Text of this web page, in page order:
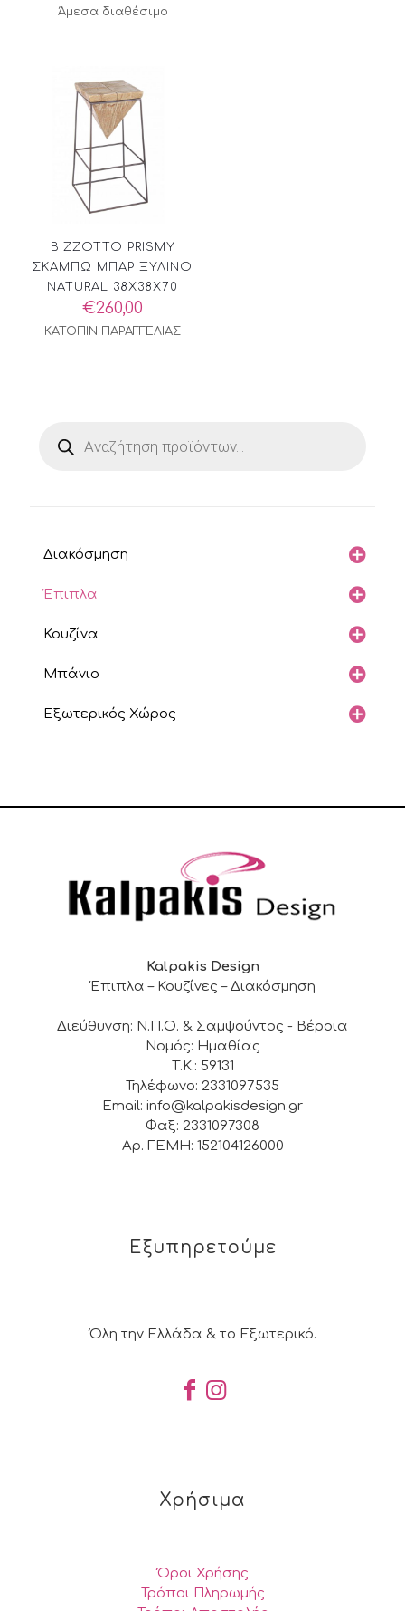
Άμεσα διαθέσιμο
BIZZOTTO PRISMY
ΣΚΑΜΠΩ ΜΠΑΡ ΞΥΛΙΝΟ
NATURAL 38X38X70
€260,00
ΚΑΤΟΠΙΝ ΠΑΡΑΓΓΕΛΙΑΣ
search
Διακόσμηση
Έπιπλα
Κουζίνα
Μπάνιο
Εξωτερικός Χώρος
Kalpakis Design
Έπιπλα – Κουζίνες – Διακόσμηση
Διεύθυνση: Ν.Π.Ο. & Σαμψούντος - Βέροια
Νομός: Ημαθίας
Τ.Κ.: 59131
Τηλέφωνο: 2331097535
Email: info@kalpakisdesign.gr
Φαξ: 2331097308
Αρ. ΓΕΜΗ: 152104126000
Εξυπηρετούμε
Όλη την Ελλάδα & το Εξωτερικό.
Χρήσιμα
Όροι Χρήσης
Τρόποι Πληρωμής